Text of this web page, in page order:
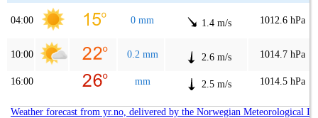
04:00 0 mm 1.4 m/s 1012.6 hPa
10:00 0.2 mm 2.6 m/s 1014.7 hPa
16:00 mm 2.5 m/s 1014.5 hPa
Weather forecast from yr.no, delivered by the Norwegian Meteorological